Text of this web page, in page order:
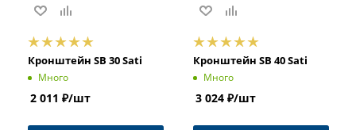
Кронштейн SB 30 Sati
Много
2 011 ₽/шт
Кронштейн SB 40 Sati
Много
3 024 ₽/шт